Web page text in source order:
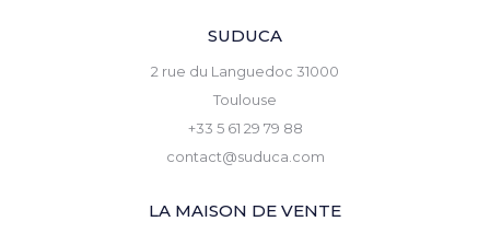
SUDUCA
2 rue du Languedoc 31000
Toulouse
+33 5 61 29 79 88
contact@suduca.com
LA MAISON DE VENTE